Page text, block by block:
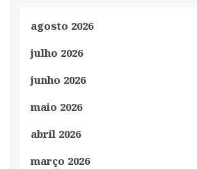
agosto 2026
julho 2026
junho 2026
maio 2026
abril 2026
março 2026